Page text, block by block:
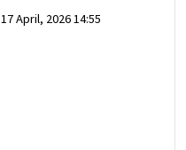
17 April, 2026 14:55